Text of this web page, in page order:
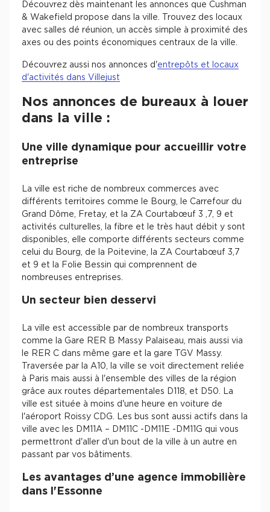
Découvrez dès maintenant les annonces que Cushman
& Wakefield propose dans la ville. Trouvez des locaux
avec salles dé réunion, un accès simple à proximité des
axes ou des points économiques centraux de la ville.
Découvrez aussi nos annonces d'entrepôts et locaux
d'activités dans Villejust
Nos annonces de bureaux à louer
dans la ville :
Une ville dynamique pour accueillir votre
entreprise
La ville est riche de nombreux commerces avec
différents territoires comme le Bourg, le Carrefour du
Grand Dôme, Fretay, et la ZA Courtabœuf 3 ,7, 9 et
activités culturelles, la fibre et le très haut débit y sont
disponibles, elle comporte différents secteurs comme
celui du Bourg, de la Poitevine, la ZA Courtabœuf 3,7
et 9 et la Folie Bessin qui comprennent de
nombreuses entreprises.
Un secteur bien desservi
La ville est accessible par de nombreux transports
comme la Gare RER B Massy Palaiseau, mais aussi via
le RER C dans même gare et la gare TGV Massy.
Traversée par la A10, la ville se voit directement reliée
à Paris mais aussi à l'ensemble des villes de la région
grâce aux routes départementales D118, et D50. La
ville est située à moins d'une heure en voiture de
l'aéroport Roissy CDG. Les bus sont aussi actifs dans la
ville avec les DM11A – DM11C -DM11E -DM11G qui vous
permettront d'aller d'un bout de la ville à un autre en
passant par vos bâtiments.
Les avantages d’une agence immobilière
dans l'Essonne